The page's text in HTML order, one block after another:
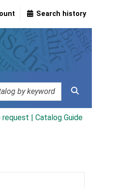
Search history
request | Catalog Guide